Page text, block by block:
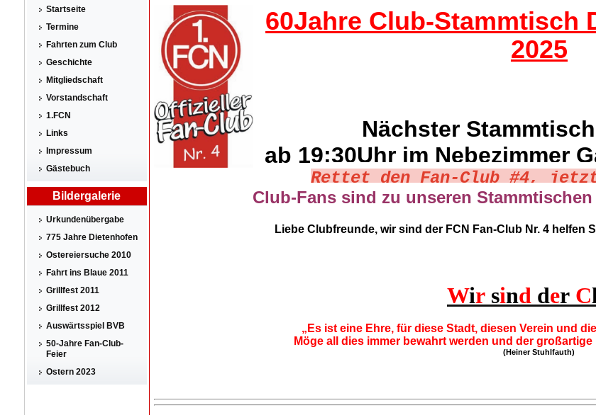
Startseite
Termine
Fahrten zum Club
Geschichte
Mitgliedschaft
Vorstandschaft
1.FCN
Links
Impressum
Gästebuch
Bildergalerie
Urkundenübergabe
775 Jahre Dietenhofen
Ostereiersuche 2010
Fahrt ins Blaue 2011
Grillfest 2011
Grillfest 2012
Auswärtsspiel BVB
50-Jahre Fan-Club-
Feier
Ostern 2023
60Jahre Club-Stammtisch
2025
Nächster
ab 19:30Uhr im Nebezimmer
Rettet den Fan-Club #4,
Club-Fans sind zu unseren
Liebe Clubfreunde, wir sind der FCN Fan-Club Nr. 4 helfen
Wir sind derC
„Es ist eine Ehre, für diese Stadt, diesen Verein und
Möge all dies immer bewahrt werden und der
(Heiner Stuhlfauth)